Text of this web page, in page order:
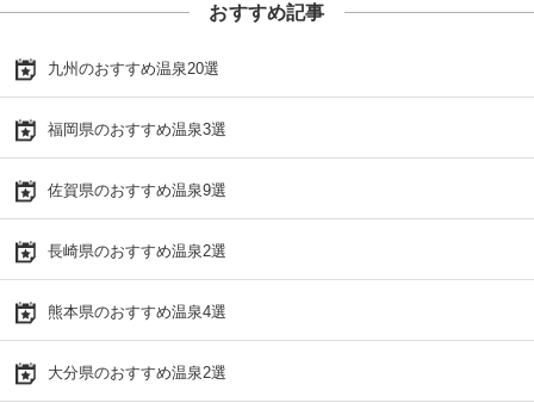
おすすめ記事
九州のおすすめ温泉20選
福岡県のおすすめ温泉3選
佐賀県のおすすめ温泉9選
長崎県のおすすめ温泉2選
熊本県のおすすめ温泉4選
大分県のおすすめ温泉2選